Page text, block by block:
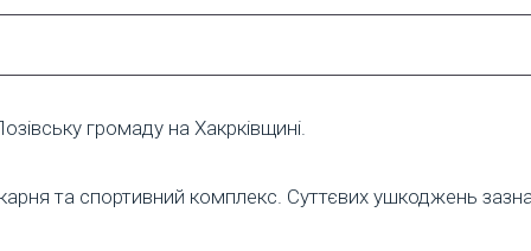
громаду на Хакрківщині.
та спортивний комплекс. Суттєвих ушкоджень